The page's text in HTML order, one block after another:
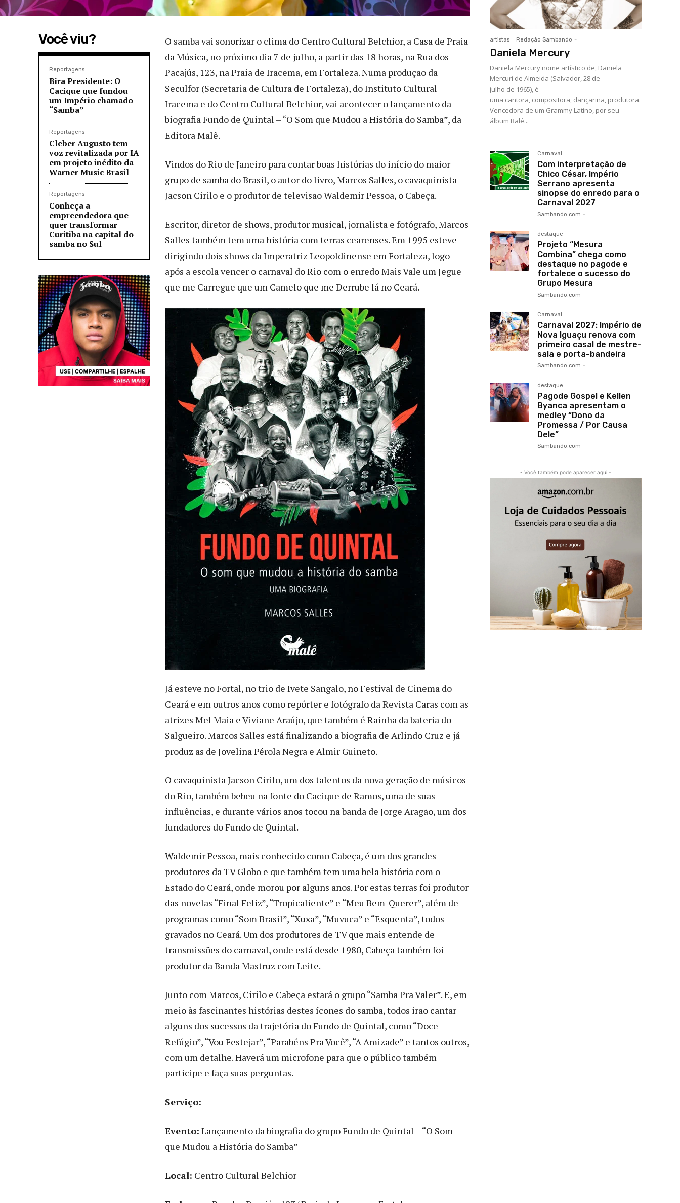
Você viu?
Reportagens
Bira Presidente: O
Cacique que fundou
um Império chamado
“Samba”
Reportagens
Cleber Augusto tem
voz revitalizada por IA
em projeto inédito da
Warner Music Brasil
Reportagens
Conheça a
empreendedora que
quer transformar
Curitiba na capital do
samba no Sul
O samba vai sonorizar o clima do Centro Cultural Belchior, a Casa de Praia
da Música, no próximo dia 7 de julho, a partir das 18 horas, na Rua dos
Pacajús, 123, na Praia de Iracema, em Fortaleza. Numa produção da
Seculfor (Secretaria de Cultura de Fortaleza), do Instituto Cultural
Iracema e do Centro Cultural Belchior, vai acontecer o lançamento da
biografia Fundo de Quintal – “O Som que Mudou a História do Samba”, da
Editora Malê.
Vindos do Rio de Janeiro para contar boas histórias do início do maior
grupo de samba do Brasil, o autor do livro, Marcos Salles, o cavaquinista
Jacson Cirilo e o produtor de televisão Waldemir Pessoa, o Cabeça.
Escritor, diretor de shows, produtor musical, jornalista e fotógrafo, Marcos
Salles também tem uma história com terras cearenses. Em 1995 esteve
dirigindo dois shows da Imperatriz Leopoldinense em Fortaleza, logo
após a escola vencer o carnaval do Rio com o enredo Mais Vale um Jegue
que me Carregue que um Camelo que me Derrube lá no Ceará.
Já esteve no Fortal, no trio de Ivete Sangalo, no Festival de Cinema do
Ceará e em outros anos como repórter e fotógrafo da Revista Caras com as
atrizes Mel Maia e Viviane Araújo, que também é Rainha da bateria do
Salgueiro. Marcos Salles está finalizando a biografia de Arlindo Cruz e já
produz as de Jovelina Pérola Negra e Almir Guineto.
O cavaquinista Jacson Cirilo, um dos talentos da nova geração de músicos
do Rio, também bebeu na fonte do Cacique de Ramos, uma de suas
influências, e durante vários anos tocou na banda de Jorge Aragão, um dos
fundadores do Fundo de Quintal.
Waldemir Pessoa, mais conhecido como Cabeça, é um dos grandes
produtores da TV Globo e que também tem uma bela história com o
Estado do Ceará, onde morou por alguns anos. Por estas terras foi produtor
das novelas “Final Feliz”, “Tropicaliente” e “Meu Bem-Querer”, além de
programas como “Som Brasil”, “Xuxa”, “Muvuca” e “Esquenta”, todos
gravados no Ceará. Um dos produtores de TV que mais entende de
transmissões do carnaval, onde está desde 1980, Cabeça também foi
produtor da Banda Mastruz com Leite.
Junto com Marcos, Cirilo e Cabeça estará o grupo “Samba Pra Valer”. E, em
meio às fascinantes histórias destes ícones do samba, todos irão cantar
alguns dos sucessos da trajetória do Fundo de Quintal, como “Doce
Refúgio”, “Vou Festejar”, “Parabéns Pra Você”, “A Amizade” e tantos outros,
com um detalhe. Haverá um microfone para que o público também
participe e faça suas perguntas.
Serviço:
Evento: Lançamento da biografia do grupo Fundo de Quintal – “O Som
que Mudou a História do Samba”
Local: Centro Cultural Belchior
artistas Redação Sambando -
Daniela Mercury
Daniela Mercury nome artístico de, Daniela
Mercuri de Almeida (Salvador, 28 de
julho de 1965), é
uma cantora, compositora, dançarina, produtora.
Vencedora de um Grammy Latino, por seu
álbum Balé...
Carnaval
Com interpretação de
Chico César, Império
Serrano apresenta
sinopse do enredo para o
Carnaval 2027
Sambando.com -
destaque
Projeto “Mesura
Combina” chega como
destaque no pagode e
fortalece o sucesso do
Grupo Mesura
Sambando.com -
Carnaval
Carnaval 2027: Império de
Nova Iguaçu renova com
primeiro casal de mestre-
sala e porta-bandeira
Sambando.com -
destaque
Pagode Gospel e Kellen
Byanca apresentam o
medley “Dono da
Promessa / Por Causa
Dele”
Sambando.com -
- Você também pode aparecer aqui -